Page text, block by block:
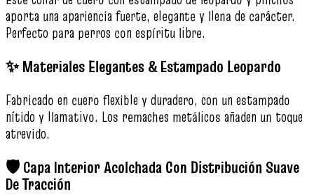
aporta una apariencia fuerte, elegante y llena de carácter.
Perfecto para perros con espíritu libre.
✨ Materiales Elegantes & Estampado Leopardo
Fabricado en cuero flexible y duradero, con un estampado
nítido y llamativo. Los remaches metálicos añaden un toque
atrevido.
🛡️ Capa Interior Acolchada Con Distribución Suave
De Tracción